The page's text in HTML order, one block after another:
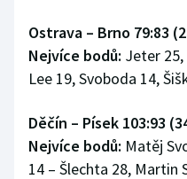
Ostrava – Brno 79:83
Nejvíce bodů: Jeter 25,
Lee 19, Svoboda 14,
Děčín – Písek 103:93
Nejvíce bodů: Matěj
14 – Šlechta 28, Martin